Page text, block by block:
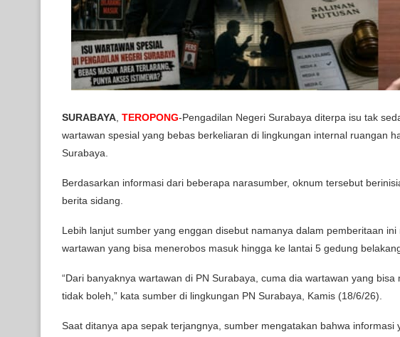
SURABAYA TEROPONG-Pengadilan Negeri Surabaya diterpa isu tak
wartawan spesial yang bebas berkeliaran di lingkungan internal ruangan
Surabaya.
Berdasarkan informasi dari beberapa narasumber, oknum tersebut
berita sidang.
Lebih lanjut sumber yang enggan disebut namanya dalam pemberitaan
wartawan yang bisa menerobos masuk hingga ke lantai 5 gedung
“Dari banyaknya wartawan di PN Surabaya, cuma dia wartawan yang
tidak boleh,” kata sumber di lingkungan PN Surabaya, Kamis (18/6/26).
Saat ditanya apa sepak terjangnya, sumber mengatakan bahwa